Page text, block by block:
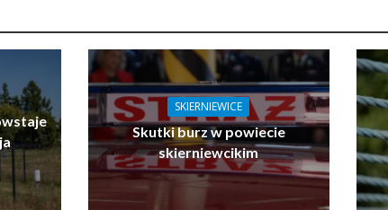
SKIERNIEWICE
Skutki burz w powiecie
skierniewcikim